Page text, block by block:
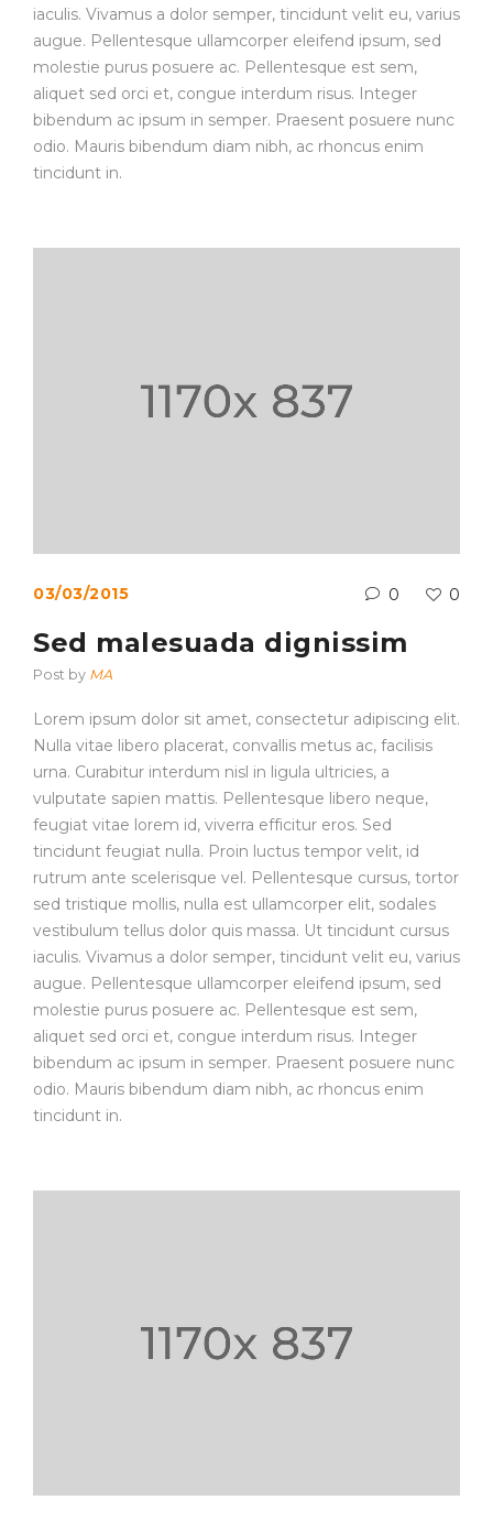
iaculis. Vivamus a dolor semper, tincidunt velit eu, varius
augue. Pellentesque ullamcorper eleifend ipsum, sed
molestie purus posuere ac. Pellentesque est sem,
aliquet sed orci et, congue interdum risus. Integer
bibendum ac ipsum in semper. Praesent posuere nunc
odio. Mauris bibendum diam nibh, ac rhoncus enim
tincidunt in.
03/03/2015 0 0
Sed malesuada dignissim
Post by MA
Lorem ipsum dolor sit amet, consectetur adipiscing elit.
Nulla vitae libero placerat, convallis metus ac, facilisis
urna. Curabitur interdum nisl in ligula ultricies, a
vulputate sapien mattis. Pellentesque libero neque,
feugiat vitae lorem id, viverra efficitur eros. Sed
tincidunt feugiat nulla. Proin luctus tempor velit, id
rutrum ante scelerisque vel. Pellentesque cursus, tortor
sed tristique mollis, nulla est ullamcorper elit, sodales
vestibulum tellus dolor quis massa. Ut tincidunt cursus
iaculis. Vivamus a dolor semper, tincidunt velit eu, varius
augue. Pellentesque ullamcorper eleifend ipsum, sed
molestie purus posuere ac. Pellentesque est sem,
aliquet sed orci et, congue interdum risus. Integer
bibendum ac ipsum in semper. Praesent posuere nunc
odio. Mauris bibendum diam nibh, ac rhoncus enim
tincidunt in.